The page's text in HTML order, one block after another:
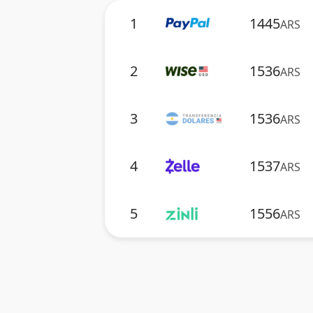
1 1445ARS
2 1536ARS
3 1536ARS
4 1537ARS
5 1556ARS